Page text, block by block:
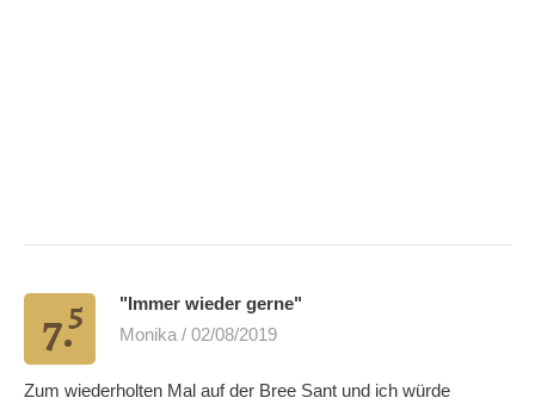
7.5
"Immer wieder gerne"
Monika / 02/08/2019
Zum wiederholten Mal auf der Bree Sant und ich würde